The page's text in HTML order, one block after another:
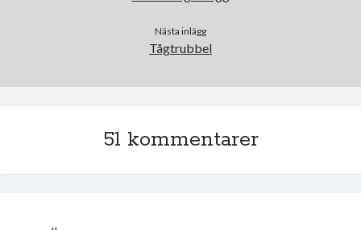
Nästa inlägg
Tågtrubbel
51 kommentarer